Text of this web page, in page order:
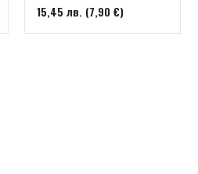
15,45 лв. (7,90 €)